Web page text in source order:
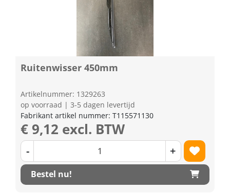
Ruitenwisser 450mm
Artikelnummer: 1329263
op voorraad | 3-5 dagen levertijd
Fabrikant artikel nummer: T115571130
€ 9,12 excl. BTW
- +
Bestel nu!